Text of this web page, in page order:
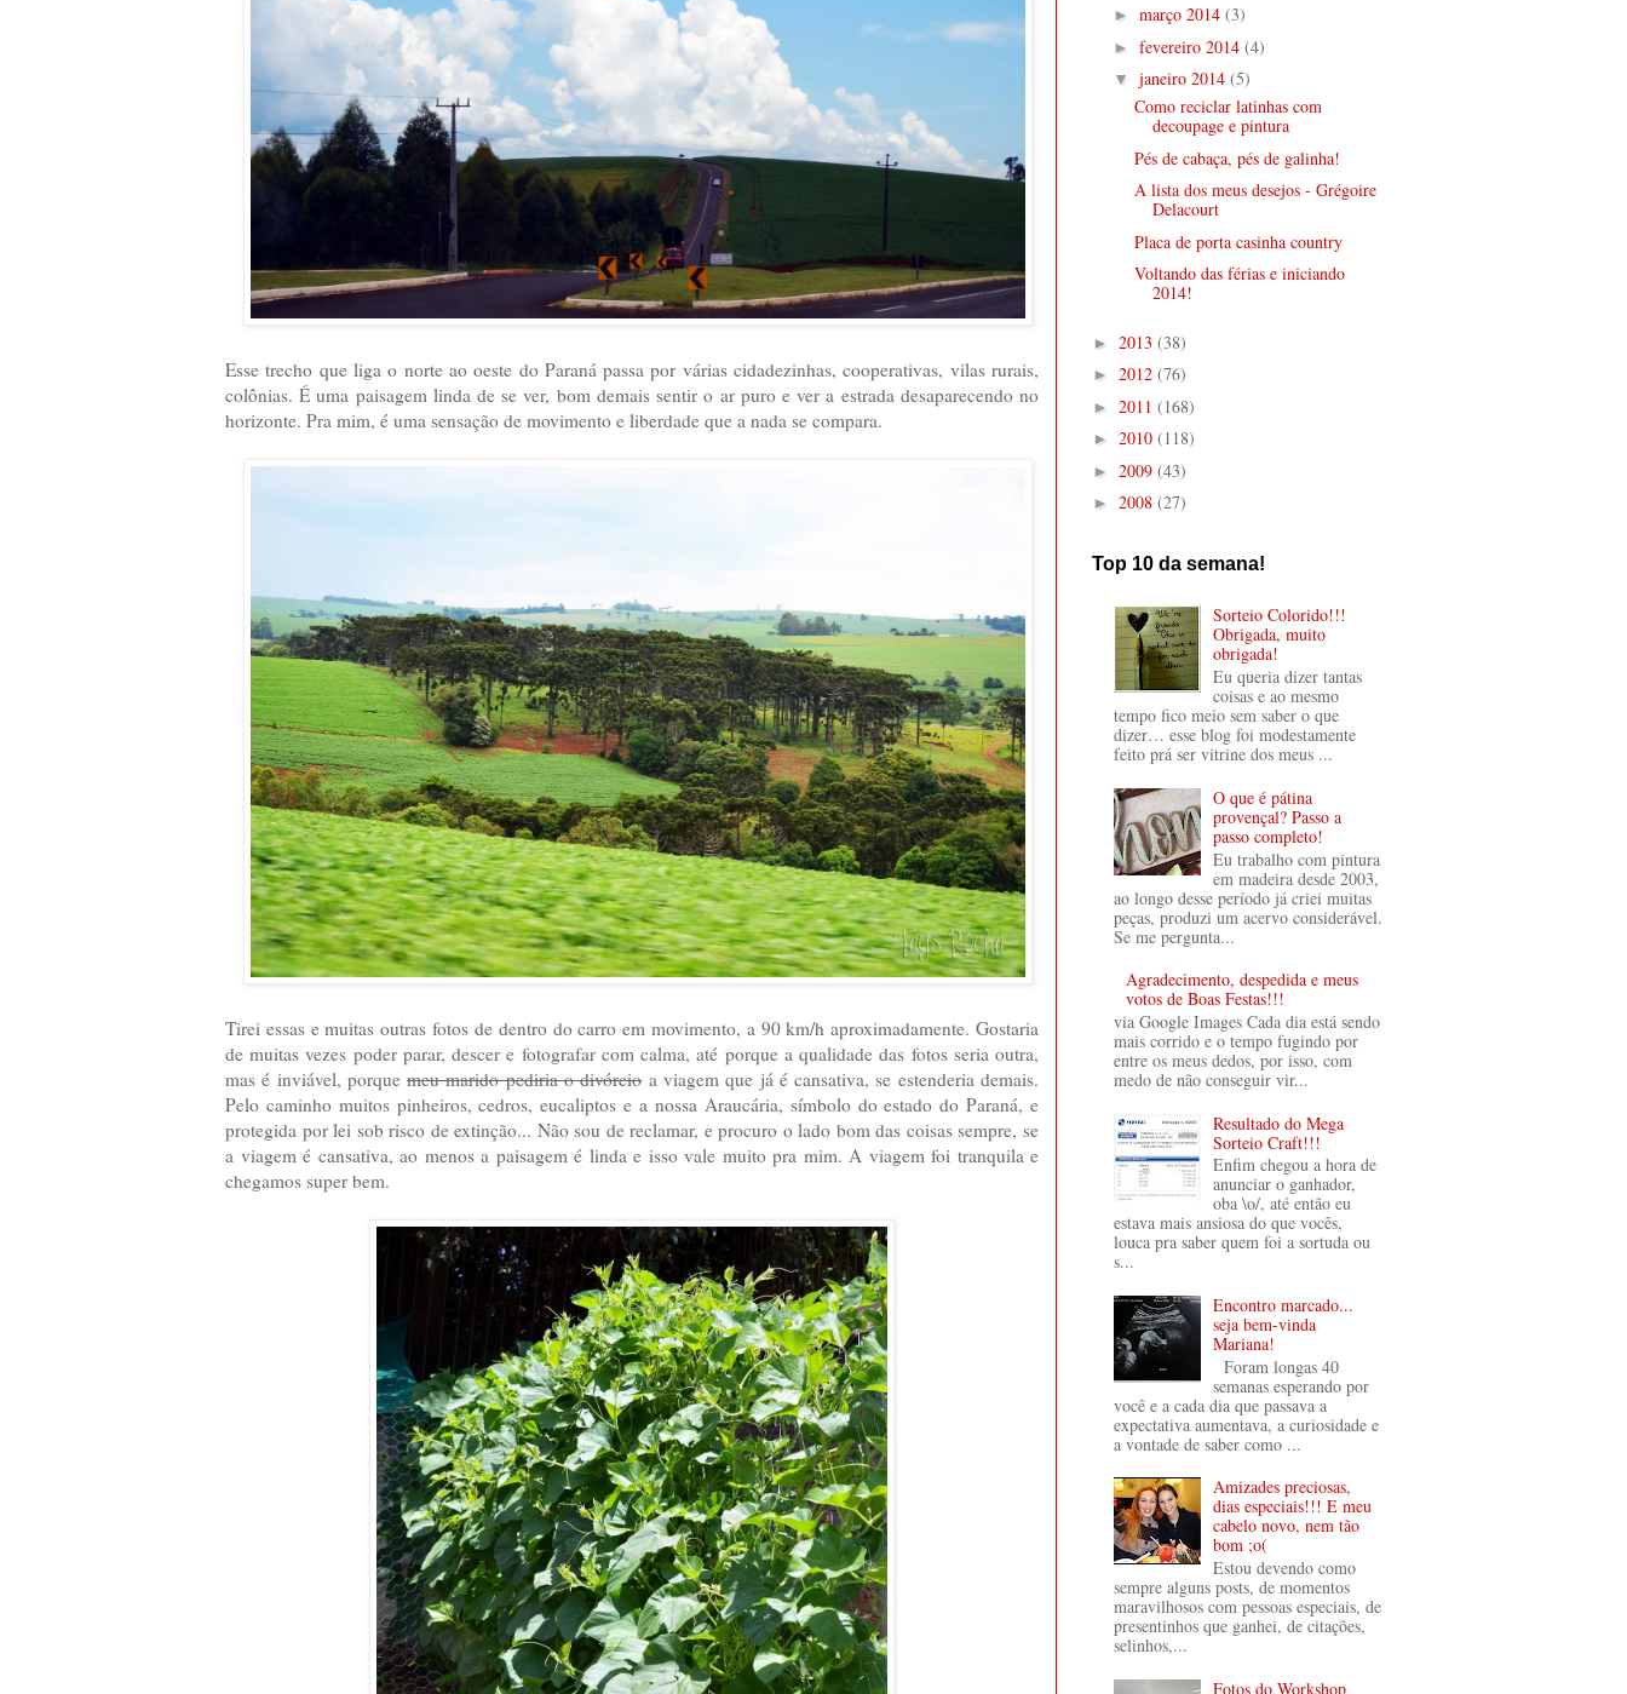
Esse trecho que liga o norte ao oeste do Paraná passa por várias cidadezinhas, cooperativas, vilas rurais,
colônias. É uma paisagem linda de se ver, bom demais sentir o ar puro e ver a estrada desaparecendo no
horizonte. Pra mim, é uma sensação de movimento e liberdade que a nada se compara.
Tirei essas e muitas outras fotos de dentro do carro em movimento, a 90 km/h aproximadamente. Gostaria
de muitas vezes poder parar, descer e fotografar com calma, até porque a qualidade das fotos seria outra,
mas é inviável, porquemeu marido pediria o divórcioa viagem que já é cansativa, se estenderia demais.
Pelo caminho muitos pinheiros, cedros, eucaliptos e a nossa Araucária, símbolo do estado do Paraná, e
protegida por lei sob risco de extinção... Não sou de reclamar, e procuro o lado bom das coisas sempre, se
a viagem é cansativa, ao menos a paisagem é linda e isso vale muito pra mim. A viagem foi tranquila e
chegamos super bem.
► março 2014 (3)
► fevereiro 2014 (4)
▼ janeiro 2014 (5)
Como reciclar latinhas com
decoupage e pintura
Pés de cabaça, pés de galinha!
A lista dos meus desejos - Grégoire
Delacourt
Placa de porta casinha country
Voltando das férias e iniciando
2014!
► 2013 (38)
► 2012 (76)
► 2011 (168)
► 2010 (118)
► 2009 (43)
► 2008 (27)
Top 10 da semana!
Sorteio Colorido!!!
Obrigada, muito
obrigada!
Eu queria dizer tantas
coisas e ao mesmo
tempo fico meio sem saber o que
dizer… esse blog foi modestamente
feito prá ser vitrine dos meus ...
O que é pátina
provençal? Passo a
passo completo!
Eu trabalho com pintura
em madeira desde 2003,
ao longo desse período já criei muitas
peças, produzi um acervo considerável.
Se me pergunta...
Agradecimento, despedida e meus
votos de Boas Festas!!!
via Google Images Cada dia está sendo
mais corrido e o tempo fugindo por
entre os meus dedos, por isso, com
medo de não conseguir vir...
Resultado do Mega
Sorteio Craft!!!
Enfim chegou a hora de
anunciar o ganhador,
oba \o/, até então eu
estava mais ansiosa do que vocês,
louca pra saber quem foi a sortuda ou
s...
Encontro marcado...
seja bem-vinda
Mariana!
Foram longas 40
semanas esperando por
você e a cada dia que passava a
expectativa aumentava, a curiosidade e
a vontade de saber como ...
Amizades preciosas,
dias especiais!!! E meu
cabelo novo, nem tão
bom ;o(
Estou devendo como
sempre alguns posts, de momentos
maravilhosos com pessoas especiais, de
presentinhos que ganhei, de citações,
selinhos,...
Fotos do Workshop